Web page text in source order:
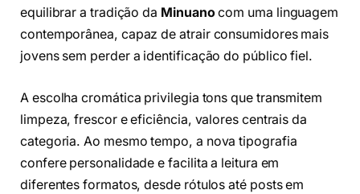
equilibrar a tradição da Minuanocom uma linguagem
contemporânea, capaz de atrair consumidores mais
jovens sem perder a identificação do público fiel.
A escolha cromática privilegia tons que transmitem
limpeza, frescor e eficiência, valores centrais da
categoria. Ao mesmo tempo, a nova tipografia
confere personalidade e facilita a leitura em
diferentes formatos, desde rótulos até posts em